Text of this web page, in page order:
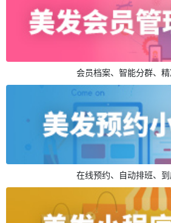
会员档案、智能分群、
在线预约、自动排班、